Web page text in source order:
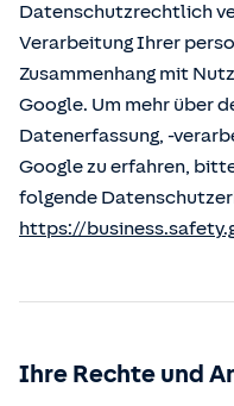
Datenschutzrechtlich
Verarbeitung Ihrer
Zusammenhang mit
Google. Um mehr über
Datenerfassung, -
Google zu erfahren,
folgende
https://
Ihre Rechte und